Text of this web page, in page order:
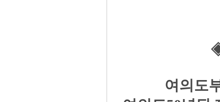
여의도